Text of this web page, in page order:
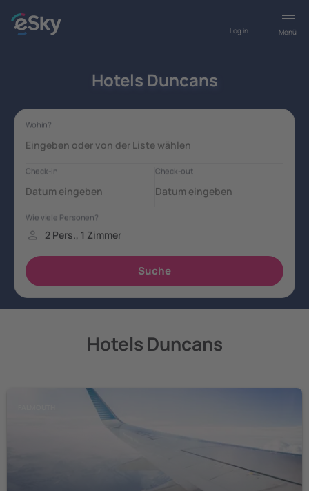
Menü
Log in
Hotels Duncans
Hotels Duncans